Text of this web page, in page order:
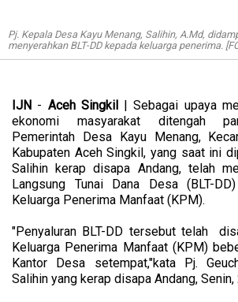
Pj. Kepala Desa Kayu Menang, Salihin, A.Md,
menyerahkan BLT-DD kepada keluarga penerima.
IJN - Aceh Singkil| Sebagai upaya
ekonomi masyarakat ditengah
Pemerintah Desa Kayu Menang,
Kabupaten Aceh Singkil, yang saat ini
Salihin kerap disapa Andang, telah
Langsung Tunai Dana Desa (BLT-
Keluarga Penerima Manfaat (KPM).
"Penyaluran BLT-DD tersebut telah
Keluarga Penerima Manfaat (KPM)
Kantor Desa setempat,"kata Pj.
Salihin yang kerap disapa Andang,